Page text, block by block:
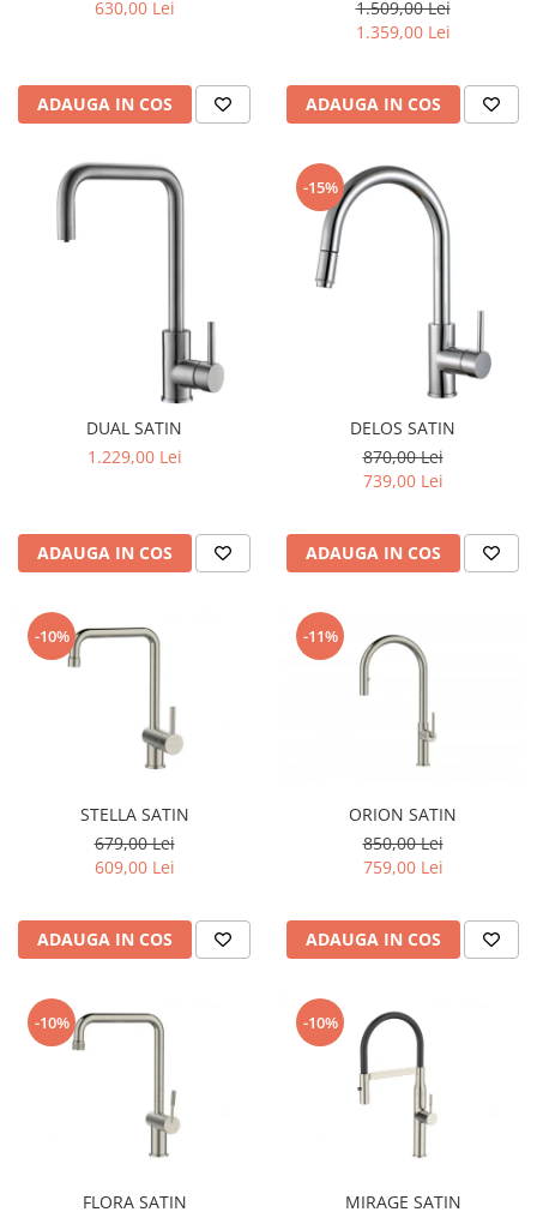
630,00 Lei
ADAUGA IN COS
1.509,00 Lei
1.359,00 Lei
ADAUGA IN COS
DUAL SATIN
1.229,00 Lei
ADAUGA IN COS
-15%
DELOS SATIN
870,00 Lei
739,00 Lei
ADAUGA IN COS
-10%
STELLA SATIN
679,00 Lei
609,00 Lei
ADAUGA IN COS
-11%
ORION SATIN
850,00 Lei
759,00 Lei
ADAUGA IN COS
-10%
FLORA SATIN
-10%
MIRAGE SATIN